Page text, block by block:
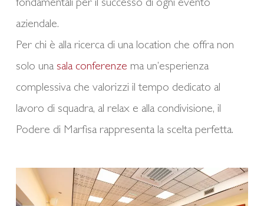
fondamentali per il successo di ogni evento
aziendale.
Per chi è alla ricerca di una location che offra non
solo una sala conferenze ma un’esperienza
complessiva che valorizzi il tempo dedicato al
lavoro di squadra, al relax e alla condivisione, il
Podere di Marfisa rappresenta la scelta perfetta.